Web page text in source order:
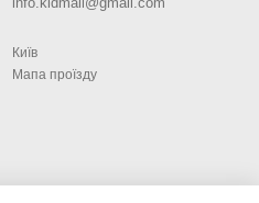
Київ
Мапа проїзду